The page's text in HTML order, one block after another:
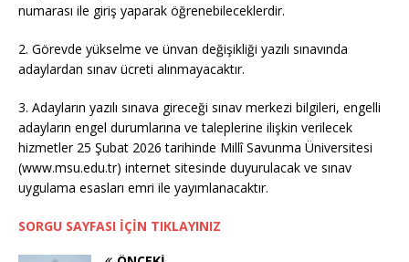
numarası ile giriş yaparak öğrenebileceklerdir.
2. Görevde yükselme ve ünvan değişikliği yazılı sınavında
adaylardan sınav ücreti alınmayacaktır.
3. Adayların yazılı sınava gireceği sınav merkezi bilgileri, engelli
adayların engel durumlarına ve taleplerine ilişkin verilecek
hizmetler 25 Şubat 2026 tarihinde Millî Savunma Üniversitesi
(www.msu.edu.tr) internet sitesinde duyurulacak ve sınav
uygulama esasları emri ile yayımlanacaktır.
SORGU SAYFASI İÇİN TIKLAYINIZ